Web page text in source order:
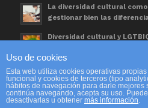
La diversidad cultural
gestionar bien las
Diversidad cultural y
Día Mundial de las
oportunidad para avanzar
Uso de cookies
Esta web utiliza cookies operativas
funcional y cookies de terceros (tipo
hábitos de navegación para darle mejores
continúa navegando, acepta su uso.
desactivarlas u obtener más información.